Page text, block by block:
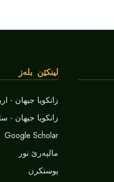
لینکێن بلەز
زانکویا جیهان -
زانکویا جیهان -
Google Scholar
مالپەرێ نور
پوستکرن